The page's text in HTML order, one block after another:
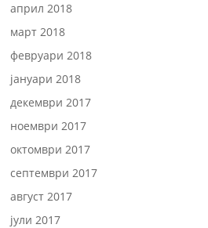
април 2018
март 2018
февруари 2018
јануари 2018
декември 2017
ноември 2017
октомври 2017
септември 2017
август 2017
јули 2017